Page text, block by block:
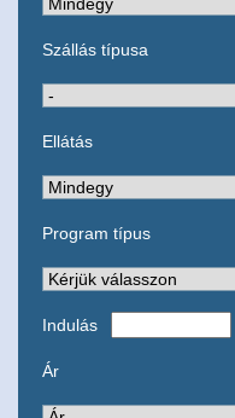
Szállás típusa
Ellátás
Program típus
Indulás
Ár